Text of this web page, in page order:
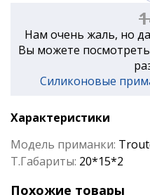
Нам очень жаль, но
Вы можете
Силиконовые
Характеристики
Модель приманки:
Т.Габариты: 20*15*2
Похожие товары